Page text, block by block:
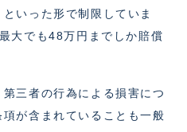
いった形で制限していま
大でも48万円までしか賠償
三者の行為による損害につ
が含まれていることも一般